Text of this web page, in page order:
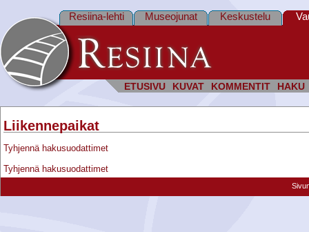
ETUSIVU KUVAT KOMMENTIT HAKU
Resiina-lehti Museojunat Keskustelu
Liikennepaikat
Tyhjennä hakusuodattimet
Tyhjennä hakusuodattimet